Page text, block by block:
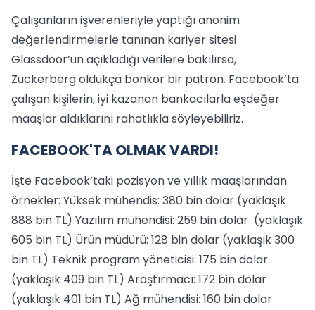
Çalışanların işverenleriyle yaptığı anonim
değerlendirmelerle tanınan kariyer sitesi
Glassdoor’un açıkladığı verilere bakılırsa,
Zuckerberg oldukça bonkör bir patron. Facebook’ta
çalışan kişilerin, iyi kazanan bankacılarla eşdeğer
maaşlar aldıklarını rahatlıkla söyleyebiliriz.
FACEBOOK'TA OLMAK VARDI!
İşte Facebook’taki pozisyon ve yıllık maaşlarından
örnekler: Yüksek mühendis: 380 bin dolar (yaklaşık
888 bin TL) Yazılım mühendisi: 259 bin dolar (yaklaşık
605 bin TL) Ürün müdürü: 128 bin dolar (yaklaşık 300
bin TL) Teknik program yöneticisi: 175 bin dolar
(yaklaşık 409 bin TL) Araştırmacı: 172 bin dolar
(yaklaşık 401 bin TL) Ağ mühendisi: 160 bin dolar